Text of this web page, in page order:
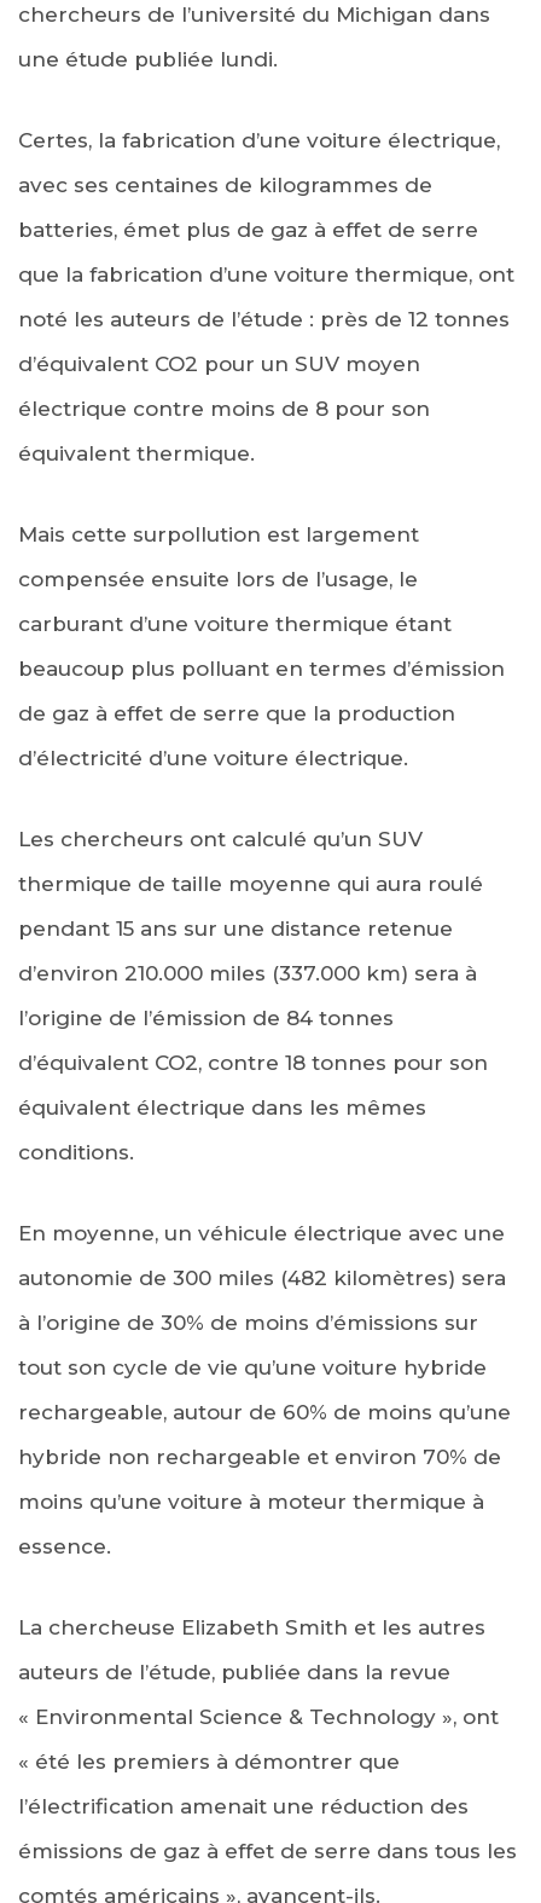
chercheurs de l’université du Michigan dans
une étude publiée lundi.
Certes, la fabrication d’une voiture électrique,
avec ses centaines de kilogrammes de
batteries, émet plus de gaz à effet de serre
que la fabrication d’une voiture thermique, ont
noté les auteurs de l’étude : près de 12 tonnes
d’équivalent CO2 pour un SUV moyen
électrique contre moins de 8 pour son
équivalent thermique.
Mais cette surpollution est largement
compensée ensuite lors de l’usage, le
carburant d’une voiture thermique étant
beaucoup plus polluant en termes d’émission
de gaz à effet de serre que la production
d’électricité d’une voiture électrique.
Les chercheurs ont calculé qu’un SUV
thermique de taille moyenne qui aura roulé
pendant 15 ans sur une distance retenue
d’environ 210.000 miles (337.000 km) sera à
l’origine de l’émission de 84 tonnes
d’équivalent CO2, contre 18 tonnes pour son
équivalent électrique dans les mêmes
conditions.
En moyenne, un véhicule électrique avec une
autonomie de 300 miles (482 kilomètres) sera
à l’origine de 30% de moins d’émissions sur
tout son cycle de vie qu’une voiture hybride
rechargeable, autour de 60% de moins qu’une
hybride non rechargeable et environ 70% de
moins qu’une voiture à moteur thermique à
essence.
La chercheuse Elizabeth Smith et les autres
auteurs de l’étude, publiée dans la revue
« Environmental Science & Technology », ont
« été les premiers à démontrer que
l’électrification amenait une réduction des
émissions de gaz à effet de serre dans tous les
comtés américains », avancent-ils.